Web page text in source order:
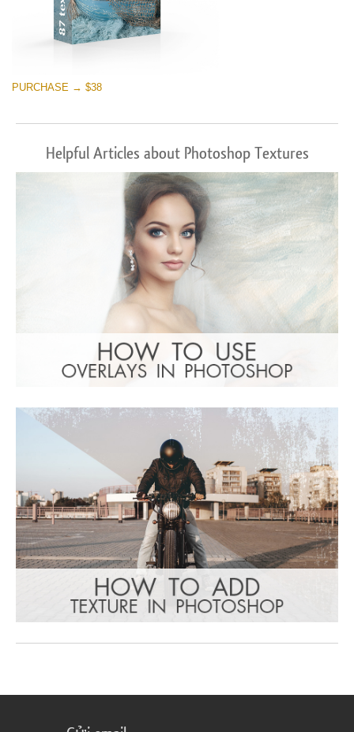
PURCHASE → $38
Helpful Articles about Photoshop Textures